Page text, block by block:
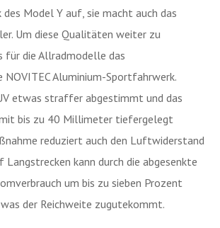
Model Y auf, sie macht auch das
Um diese Qualitäten weiter zu
für die Allradmodelle das
Aluminium-Sportfahrwerk.
etwas straffer abgestimmt und das
bis zu 40 Millimeter tiefergelegt
reduziert auch den Luftwiderstand
Langstrecken kann durch die abgesenkte
um bis zu sieben Prozent
der Reichweite zugutekommt.